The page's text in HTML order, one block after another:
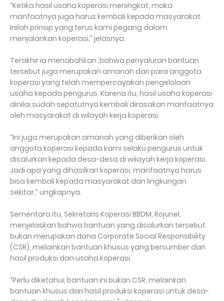
“Ketika hasil usaha koperasi meningkat, maka
manfaatnya juga harus kembali kepada masyarakat.
Inilah prinsip yang terus kami pegang dalam
menjalankan koperasi,” jelasnya.
Terakhir ia menabahkan ,bahwa penyaluran bantuan
tersebut juga merupakan amanah dari para anggota
koperasi yang telah mempercayakan pengelolaan
usaha kepada pengurus. Karena itu, hasil usaha koperasi
dinilai sudah sepatutnya kembali dirasakan manfaatnya
oleh masyarakat di wilayah kerja koperasi.
“Ini juga merupakan amanah yang diberikan oleh
anggota koperasi kepada kami selaku pengurus untuk
disalurkan kepada desa-desa di wilayah kerja koperasi.
Jadi apa yang dihasilkan koperasi, manfaatnya harus
bisa kembali kepada masyarakat dan lingkungan
sekitar,” ungkapnya.
Sementara itu, Sekretaris Koperasi BBDM, Rojunel,
menjelaskan bahwa bantuan yang disalurkan tersebut
bukan merupakan dana Corporate Social Responsibility
(CSR), melainkan bantuan khusus yang bersumber dari
hasil produksi dan usaha koperasi.
“Perlu diketahui, bantuan ini bukan CSR, melainkan
bantuan khusus dari hasil produksi koperasi untuk desa-